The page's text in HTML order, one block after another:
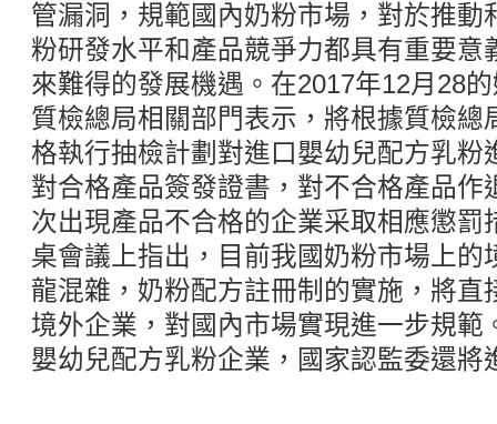
管漏洞，規範國內奶粉市場，對於推動
粉研發水平和產品競爭力都具有重要意
來難得的發展機遇。在2017年12月28
質檢總局相關部門表示，將根據質檢總
格執行抽檢計劃對進口嬰幼兒配方乳粉
對合格產品簽發證書，對不合格產品作
次出現產品不合格的企業采取相應懲罰
桌會議上指出，目前我國奶粉市場上的
龍混雜，奶粉配方註冊制的實施，將直
境外企業，對國內市場實現進一步規範
嬰幼兒配方乳粉企業，國家認監委還將